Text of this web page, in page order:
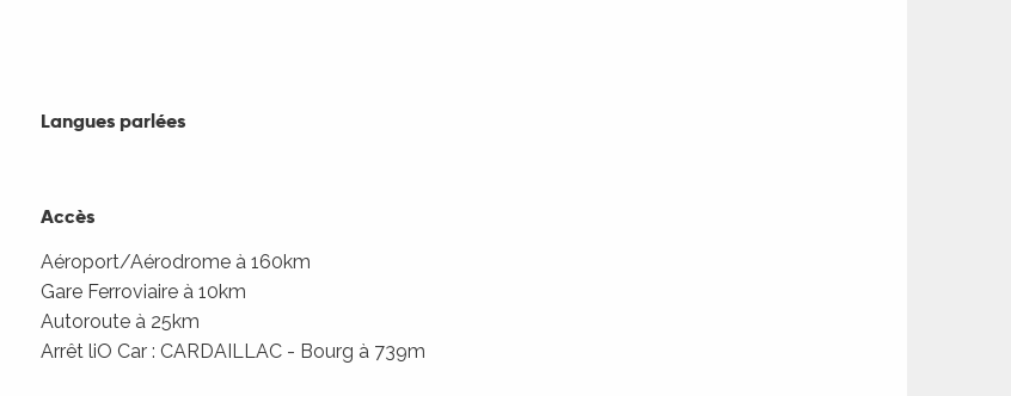
Langues parlées
Langues parlées
Accès
Accès
Aéroport/Aérodrome à 160km
Gare Ferroviaire à 10km
Autoroute à 25km
Arrêt liO Car : CARDAILLAC - Bourg à 739m